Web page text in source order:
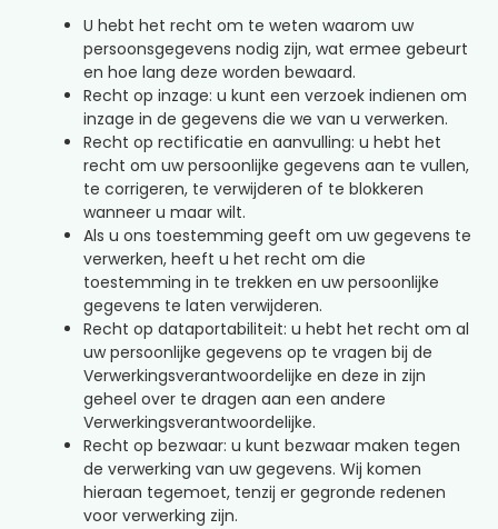
U hebt het recht om te weten waarom uw
persoonsgegevens nodig zijn, wat ermee gebeurt
en hoe lang deze worden bewaard.
Recht op inzage: u kunt een verzoek indienen om
inzage in de gegevens die we van u verwerken.
Recht op rectificatie en aanvulling: u hebt het
recht om uw persoonlijke gegevens aan te vullen,
te corrigeren, te verwijderen of te blokkeren
wanneer u maar wilt.
Als u ons toestemming geeft om uw gegevens te
verwerken, heeft u het recht om die
toestemming in te trekken en uw persoonlijke
gegevens te laten verwijderen.
Recht op dataportabiliteit: u hebt het recht om al
uw persoonlijke gegevens op te vragen bij de
Verwerkingsverantwoordelijke en deze in zijn
geheel over te dragen aan een andere
Verwerkingsverantwoordelijke.
Recht op bezwaar: u kunt bezwaar maken tegen
de verwerking van uw gegevens. Wij komen
hieraan tegemoet, tenzij er gegronde redenen
voor verwerking zijn.